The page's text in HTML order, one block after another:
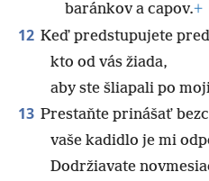
baránkov a capov.+
12 Keď predstupujete
kto od vás žiada,
aby ste šliapali po
13 Prestaňte prinášať
vaše kadidlo je mi
Dodržiavate